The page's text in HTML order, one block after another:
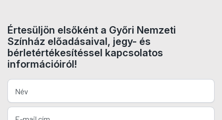
Értesüljön elsőként a Győri Nemzeti
Színház előadásaival, jegy- és
bérletértékesítéssel kapcsolatos
információiról!